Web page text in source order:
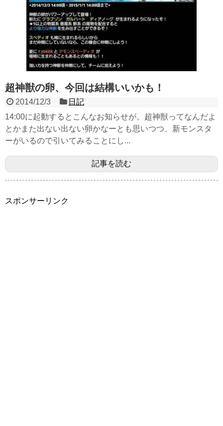
超神獣の卵、今回は結構いいかも！
2014/12/3
日記
14:00に起動するとこんなお知らせが。超神獣ってなんだよ
とかまた出ない出ない卵かなーとも思いつつ、新モンスタ
ーがいるので引いてみることにし...
記事を読む
スポンサーリンク